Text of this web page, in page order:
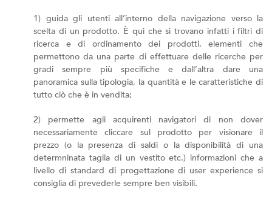
1) guida gli utenti all’interno della navigazione verso la
scelta di un prodotto. È qui che si trovano infatti i filtri di
ricerca e di ordinamento dei prodotti, elementi che
permettono da una parte di effettuare delle ricerche per
gradi sempre più specifiche e dall’altra dare una
panoramica sulla tipologia, la quantità e le caratteristiche di
tutto ciò che è in vendita;
2) permette agli acquirenti navigatori di non dover
necessariamente cliccare sul prodotto per visionare il
prezzo (o la presenza di saldi o la disponibilità di una
determninata taglia di un vestito etc.) informazioni che a
livello di standard di progettazione di user experience si
consiglia di prevederle sempre ben visibili.